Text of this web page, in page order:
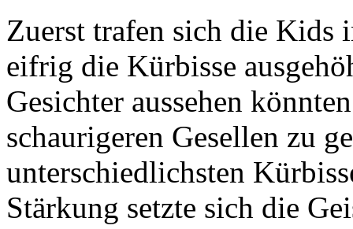
Zuerst trafen sich die Kids
eifrig die Kürbisse
Gesichter aussehen
schaurigeren Gesellen zu
unterschiedlichsten
Stärkung setzte sich die